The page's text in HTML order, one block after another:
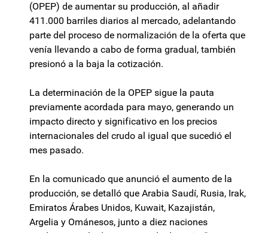
(OPEP) de aumentar su producción, al añadir
411.000 barriles diarios al mercado, adelantando
parte del proceso de normalización de la oferta que
venía llevando a cabo de forma gradual, también
presionó a la baja la cotización.
La determinación de la OPEP sigue la pauta
previamente acordada para mayo, generando un
impacto directo y significativo en los precios
internacionales del crudo al igual que sucedió el
mes pasado.
En la comunicado que anunció el aumento de la
producción, se detalló que Arabia Saudí, Rusia, Irak,
Emiratos Árabes Unidos, Kuwait, Kazajistán,
Argelia y Ománesos, junto a diez naciones